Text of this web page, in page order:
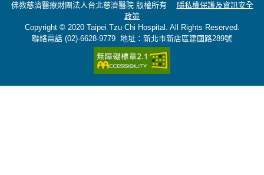
佛教慈濟醫療財團法人台北慈濟醫院 版權所有 隱私權保護及資訊安全
政策
Copyright © 2020 Taipei Tzu Chi Hospital. All Rights Reserved.
聯絡電話 (02)-6628-9779 地址：新北市新店區建國路289號